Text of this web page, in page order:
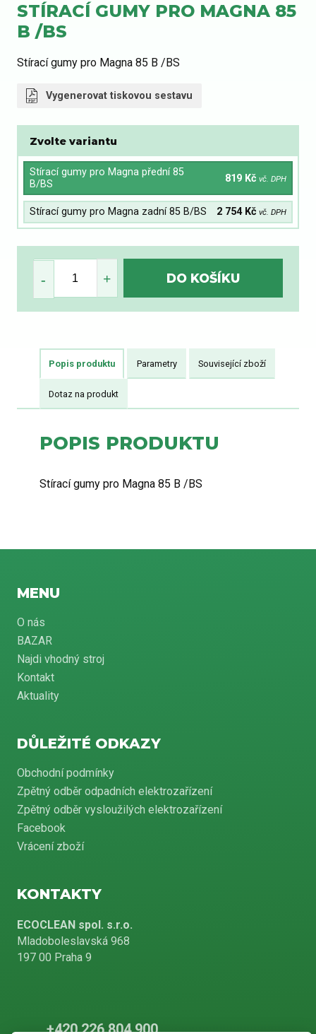
STÍRACÍ GUMY PRO MAGNA 85
B /BS
Stírací gumy pro Magna 85 B /BS
Vygenerovat tiskovou sestavu
Zvolte variantu
Stírací gumy pro Magna přední 85
B/BS
819 Kč vč. DPH
Stírací gumy pro Magna zadní 85 B/BS 2 754 Kč vč. DPH
Popis produktu Parametry Související zboží
Dotaz na produkt
POPIS PRODUKTU
Stírací gumy pro Magna 85 B /BS
MENU
O nás
BAZAR
Najdi vhodný stroj
Kontakt
Aktuality
DŮLEŽITÉ ODKAZY
Obchodní podmínky
Zpětný odběr odpadních elektrozařízení
Zpětný odběr vysloužilých elektrozařízení
Facebook
Vrácení zboží
KONTAKTY
ECOCLEAN spol. s.r.o.
Mladoboleslavská 968
197 00 Praha 9
+420 226 804 900